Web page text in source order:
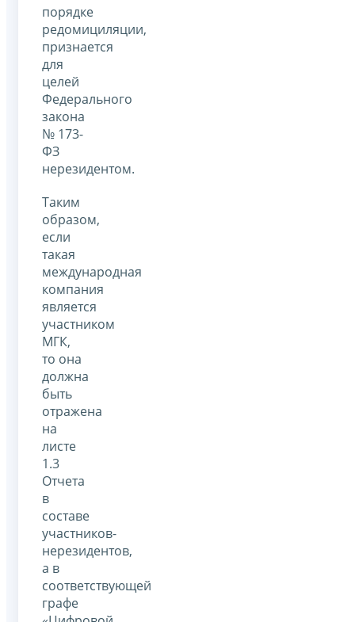
порядке
редомициляции,
признается
для
целей
Федерального
закона
№ 173-
ФЗ
нерезидентом.
Таким
образом,
если
такая
международная
компания
является
участником
МГК,
то она
должна
быть
отражена
на
листе
1.3
Отчета
в
составе
участников-
нерезидентов,
а в
соответствующей
графе